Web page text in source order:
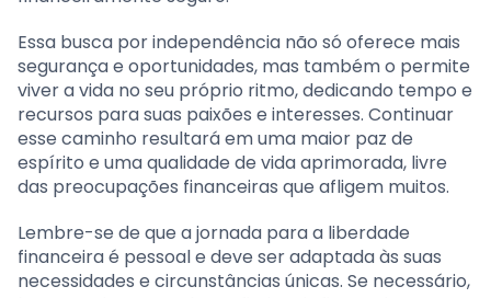
Essa busca por independência não só oferece mais
segurança e oportunidades, mas também o permite
viver a vida no seu próprio ritmo, dedicando tempo e
recursos para suas paixões e interesses. Continuar
esse caminho resultará em uma maior paz de
espírito e uma qualidade de vida aprimorada, livre
das preocupações financeiras que afligem muitos.
Lembre-se de que a jornada para a liberdade
financeira é pessoal e deve ser adaptada às suas
necessidades e circunstâncias únicas. Se necessário,